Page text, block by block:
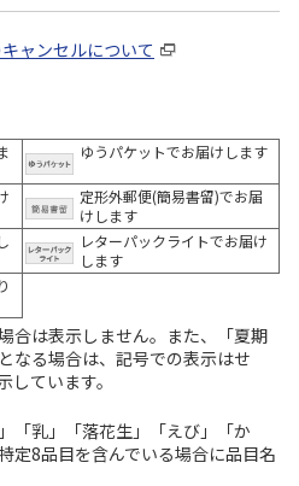
ャンセルについて
ゆうパケットでお届けします
定形外郵便(簡易書留)でお届
けします
レターパックライトでお届け
します
合は表示しません。また、「夏期
なる場合は、記号での表示はせ
ています。
「乳」「落花生」「えび」「か
定8品目を含んでいる場合に品目名